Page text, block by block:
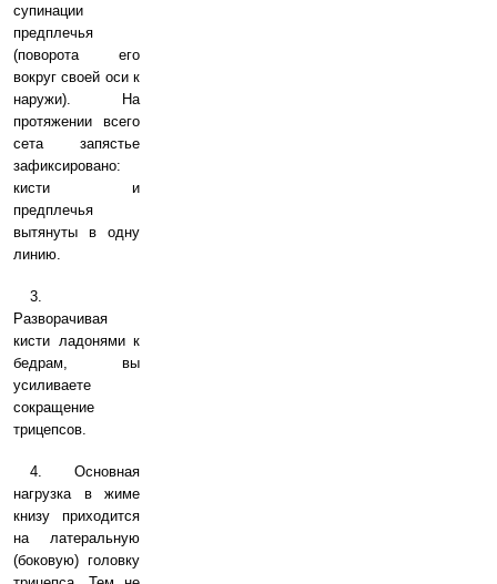
супинации
предплечья
(поворота его
вокруг своей оси к
наружи). На
протяжении всего
сета запястье
зафиксировано:
кисти и
предплечья
вытянуты в одну
линию.
3.
Разворачивая
кисти ладонями к
бедрам, вы
усиливаете
сокращение
трицепсов.
4. Основная
нагрузка в жиме
книзу приходится
на латеральную
(боковую) головку